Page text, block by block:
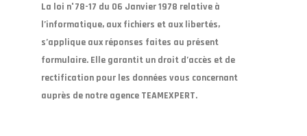
La loi n°78-17 du 06 Janvier 1978 relative à
l’informatique, aux fichiers et aux libertés,
s’applique aux réponses faites au présent
formulaire. Elle garantit un droit d’accès et de
rectification pour les données vous concernant
auprès de notre agence TEAMEXPERT.